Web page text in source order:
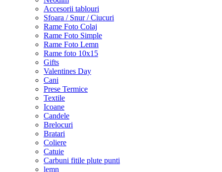
Accesorii tablouri
Sfoara / Snur / Ciucuri
Rame Foto Colaj
Rame Foto Simple
Rame Foto Lemn
Rame foto 10x15
Gifts
Valentines Day
Cani
Prese Termice
Textile
Icoane
Candele
Brelocuri
Bratari
Coliere
Catuie
Carbuni fitile plute punti
lemn